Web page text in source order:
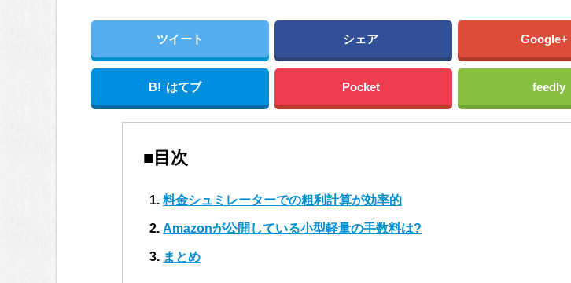
ツイート シェア Google+
B! はてブ Pocket feedly
■目次
料金シュミレーターでの粗利計算が効率的
Amazonが公開している小型軽量の手数料は?
まとめ